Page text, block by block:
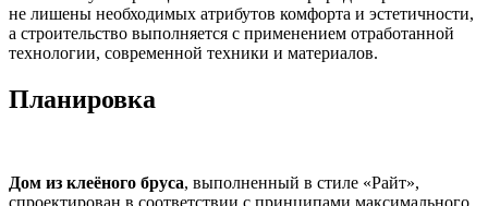
не лишены необходимых атрибутов комфорта и эстетичности,
а строительство выполняется с применением отработанной
технологии, современной техники и материалов.
Планировка
Дом из клеёного бруса, выполненный в стиле «Райт»,
спроектирован в соответствии с принципами максимального